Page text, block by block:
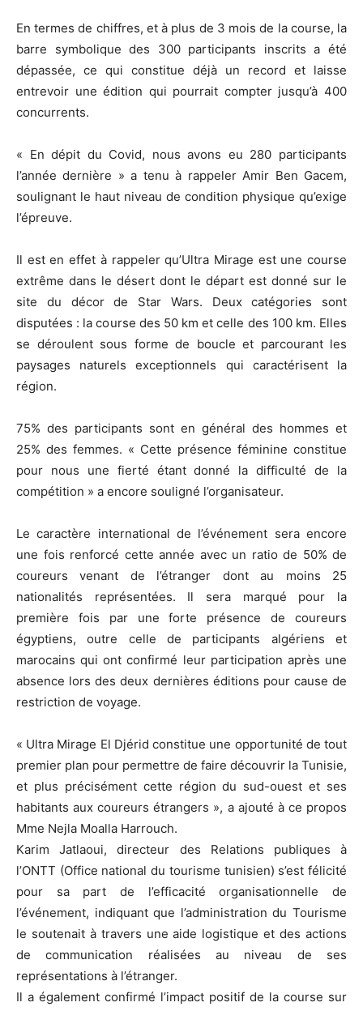
En termes de chiffres, et à plus de 3 mois de la course, la
barre symbolique des 300 participants inscrits a été
dépassée, ce qui constitue déjà un record et laisse
entrevoir une édition qui pourrait compter jusqu’à 400
concurrents.
« En dépit du Covid, nous avons eu 280 participants
l’année dernière » a tenu à rappeler Amir Ben Gacem,
soulignant le haut niveau de condition physique qu’exige
l’épreuve.
Il est en effet à rappeler qu’Ultra Mirage est une course
extrême dans le désert dont le départ est donné sur le
site du décor de Star Wars. Deux catégories sont
disputées : la course des 50 km et celle des 100 km. Elles
se déroulent sous forme de boucle et parcourant les
paysages naturels exceptionnels qui caractérisent la
région.
75% des participants sont en général des hommes et
25% des femmes. « Cette présence féminine constitue
pour nous une fierté étant donné la difficulté de la
compétition » a encore souligné l’organisateur.
Le caractère international de l’événement sera encore
une fois renforcé cette année avec un ratio de 50% de
coureurs venant de l’étranger dont au moins 25
nationalités représentées. Il sera marqué pour la
première fois par une forte présence de coureurs
égyptiens, outre celle de participants algériens et
marocains qui ont confirmé leur participation après une
absence lors des deux dernières éditions pour cause de
restriction de voyage.
« Ultra Mirage El Djérid constitue une opportunité de tout
premier plan pour permettre de faire découvrir la Tunisie,
et plus précisément cette région du sud-ouest et ses
habitants aux coureurs étrangers », a ajouté à ce propos
Mme Nejla Moalla Harrouch.
Karim Jatlaoui, directeur des Relations publiques à
l’ONTT (Office national du tourisme tunisien) s’est félicité
pour sa part de l’efficacité organisationnelle de
l’événement, indiquant que l’administration du Tourisme
le soutenait à travers une aide logistique et des actions
de communication réalisées au niveau de ses
représentations à l’étranger.
Il a également confirmé l’impact positif de la course sur